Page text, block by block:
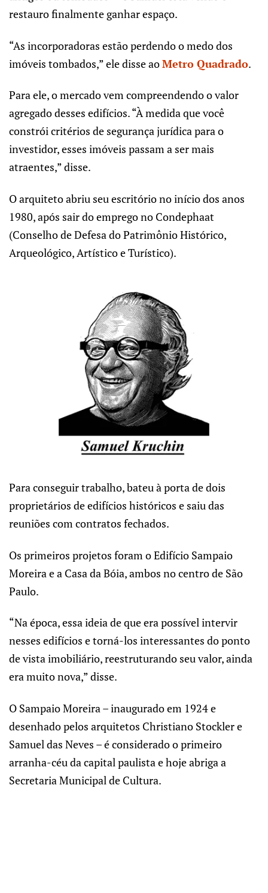
restauro finalmente ganhar espaço.
“As incorporadoras estão perdendo o medo dos
imóveis tombados,” ele disse aoMetro Quadrado.
Para ele, o mercado vem compreendendo o valor
agregado desses edifícios. “À medida que você
constrói critérios de segurança jurídica para o
investidor, esses imóveis passam a ser mais
atraentes,” disse.
O arquiteto abriu seu escritório no início dos anos
1980, após sair do emprego no Condephaat
(Conselho de Defesa do Patrimônio Histórico,
Arqueológico, Artístico e Turístico).
Para conseguir trabalho, bateu à porta de dois
proprietários de edifícios históricos e saiu das
reuniões com contratos fechados.
Os primeiros projetos foram o Edifício Sampaio
Moreira e a Casa da Bóia, ambos no centro de São
Paulo.
“Na época, essa ideia de que era possível intervir
nesses edifícios e torná-los interessantes do ponto
de vista imobiliário, reestruturando seu valor, ainda
era muito nova,” disse.
O Sampaio Moreira – inaugurado em 1924 e
desenhado pelos arquitetos Christiano Stockler e
Samuel das Neves – é considerado o primeiro
arranha-céu da capital paulista e hoje abriga a
Secretaria Municipal de Cultura.